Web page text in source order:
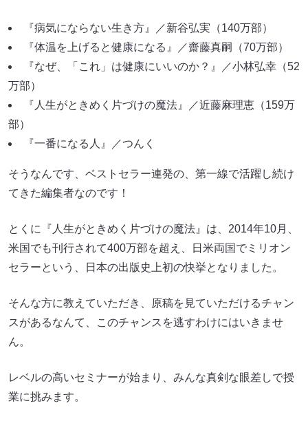
『病気にならない生き方』／新谷弘実（140万部）
『体温を上げると健康になる』／齋藤真嗣（70万部）
『なぜ、「これ」は健康にいいのか？』／小林弘幸（52
万部）
『人生がときめく片づけの魔法』／近藤麻理恵（159万
部）
『一番になる人』／つんく
そうなんです、ベストセラー連発の、第一線で活躍し続け
てきた編集者なのです！
とくに『人生がときめく片づけの魔法』は、2014年10月、
米国でも刊行されて400万部を超え、日米両国でミリオン
セラーという、日本の出版史上初の快挙となりました。
そんな方に教えていただき、原稿を見ていただけるチャン
スがあるなんて、このチャンスを逃すわけにはいきませ
ん。
レベルの高いセミナーが始まり、みんな真剣な眼差しで授
業に挑みます。